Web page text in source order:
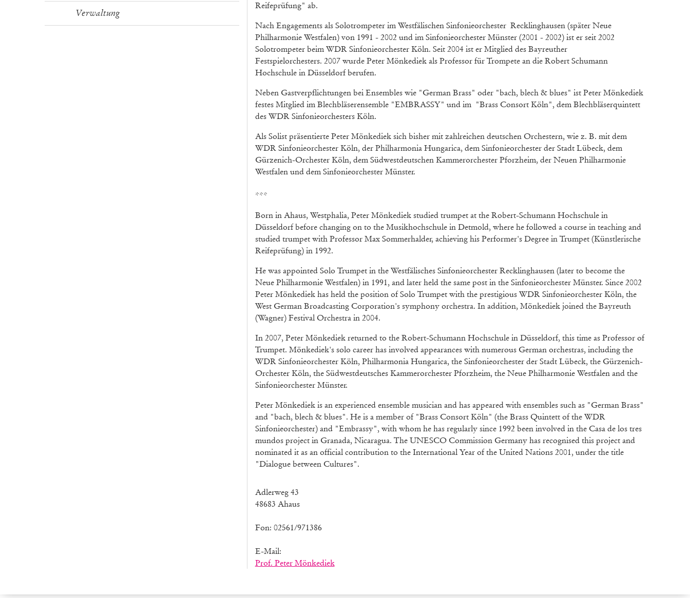
Verwaltung
Reifeprüfung" ab.
Nach Engagements als Solotrompeter im Westfälischen Sinfonieorchester Recklinghausen (später Neue
Philharmonie Westfalen) von 1991 - 2002 und im Sinfonieorchester Münster (2001 - 2002) ist er seit 2002
Solotrompeter beim WDR Sinfonieorchester Köln. Seit 2004 ist er Mitglied des Bayreuther
Festspielorchesters. 2007 wurde Peter Mönkediek als Professor für Trompete an die Robert Schumann
Hochschule in Düsseldorf berufen.
Neben Gastverpflichtungen bei Ensembles wie "German Brass" oder "bach, blech & blues" ist Peter Mönkediek
festes Mitglied im Blechbläserensemble "EMBRASSY" und im "Brass Consort Köln", dem Blechbläserquintett
des WDR Sinfonieorchesters Köln.
Als Solist präsentierte Peter Mönkediek sich bisher mit zahlreichen deutschen Orchestern, wie z. B. mit dem
WDR Sinfonieorchester Köln, der Philharmonia Hungarica, dem Sinfonieorchester der Stadt Lübeck, dem
Gürzenich-Orchester Köln, dem Südwestdeutschen Kammerorchester Pforzheim, der Neuen Philharmonie
Westfalen und dem Sinfonieorchester Münster.
***
Born in Ahaus, Westphalia, Peter Mönkediek studied trumpet at the Robert-Schumann Hochschule in
Düsseldorf before changing on to the Musikhochschule in Detmold, where he followed a course in teaching and
studied trumpet with Professor Max Sommerhalder, achieving his Performer's Degree in Trumpet (Künstlerische
Reifeprüfung) in 1992.
He was appointed Solo Trumpet in the Westfälisches Sinfonieorchester Recklinghausen (later to become the
Neue Philharmonie Westfalen) in 1991, and later held the same post in the Sinfonieorchester Münster. Since 2002
Peter Mönkediek has held the position of Solo Trumpet with the prestigious WDR Sinfonieorchester Köln, the
West German Broadcasting Corporation's symphony orchestra. In addition, Mönkediek joined the Bayreuth
(Wagner) Festival Orchestra in 2004.
In 2007, Peter Mönkediek returned to the Robert-Schumann Hochschule in Düsseldorf, this time as Professor of
Trumpet. Mönkediek's solo career has involved appearances with numerous German orchestras, including the
WDR Sinfonieorchester Köln, Philharmonia Hungarica, the Sinfonieorchester der Stadt Lübeck, the Gürzenich-
Orchester Köln, the Südwestdeutsches Kammerorchester Pforzheim, the Neue Philharmonie Westfalen and the
Sinfonieorchester Münster.
Peter Mönkediek is an experienced ensemble musician and has appeared with ensembles such as "German Brass"
and "bach, blech & blues". He is a member of "Brass Consort Köln" (the Brass Quintett of the WDR
Sinfonieorchester) and "Embrassy", with whom he has regularly since 1992 been involved in the Casa de los tres
mundos project in Granada, Nicaragua. The UNESCO Commission Germany has recognised this project and
nominated it as an official contribution to the International Year of the United Nations 2001, under the title
"Dialogue between Cultures".
Adlerweg 43
48683 Ahaus
Fon: 02561/971386
E-Mail:
Prof. Peter Mönkediek